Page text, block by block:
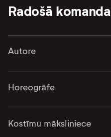
Radošā komanda
Autore
Horeogrāfe
Kostīmu māksliniece